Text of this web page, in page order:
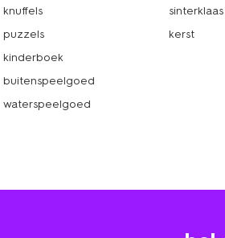
knuffels
puzzels
kinderboek
buitenspeelgoed
waterspeelgoed
sinterklaas
kerst